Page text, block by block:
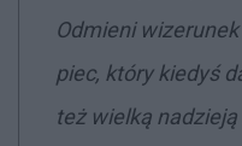
Odmieni
piec, który kiedyś
też wielką